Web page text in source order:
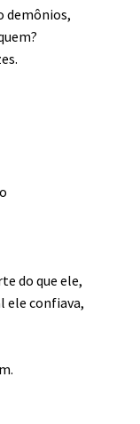
demônios,
do que ele,
ele confiava,